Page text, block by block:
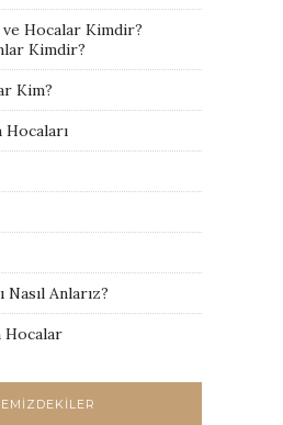
Hocalar Kimdir?
Kimdir?
Kim?
Hocaları
Anlarız?
Hocalar